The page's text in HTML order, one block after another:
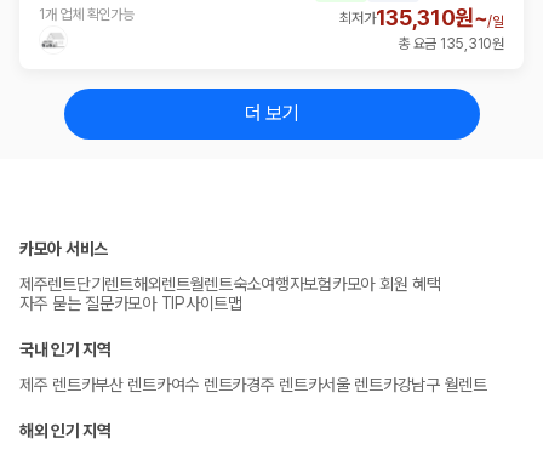
1개 업체 확인가능
최저가135,310원~/일
총 요금 135,310원
더 보기
카모아 서비스
제주렌트단기렌트해외렌트월렌트숙소여행자보험카모아 회원 혜택
자주 묻는 질문카모아 TIP사이트맵
국내 인기 지역
제주 렌트카부산 렌트카여수 렌트카경주 렌트카서울 렌트카강남구 월렌트
해외 인기 지역